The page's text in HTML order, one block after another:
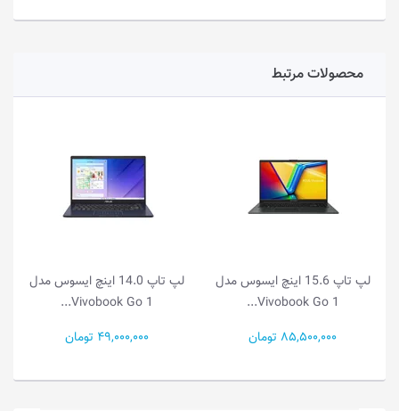
محصولات مرتبط
لپ تاپ 15.6 اینچ ایسوس مدل
Vivobook Go 1...
85,500,000 تومان
لپ تاپ 14.0 اینچ ایسوس مدل
Vivobook Go 1...
49,000,000 تومان